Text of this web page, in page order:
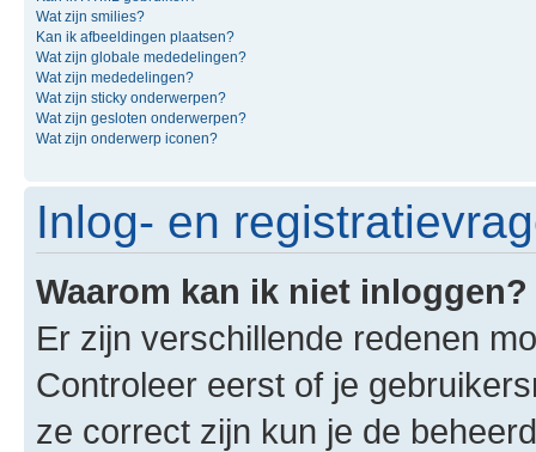
Wat zijn smilies?
Kan ik afbeeldingen plaatsen?
Wat zijn globale mededelingen?
Wat zijn mededelingen?
Wat zijn sticky onderwerpen?
Wat zijn gesloten onderwerpen?
Wat zijn onderwerp iconen?
Inlog- en
Waarom kan ik niet inloggen?
Er zijn verschillende redenen
Controleer eerst of je
ze correct zijn kun je de